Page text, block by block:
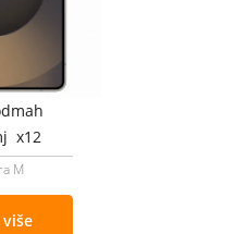
x12
M
više